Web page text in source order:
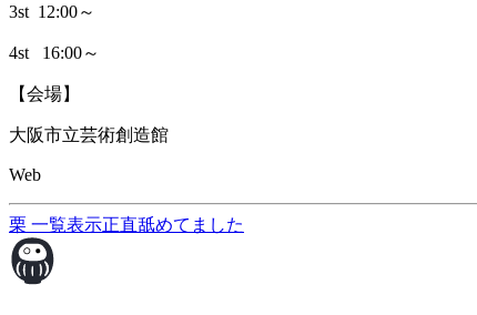
3st 12:00～
4st 16:00～
【会場】
大阪市立芸術創造館
Web
栗 一覧表示正直舐めてました